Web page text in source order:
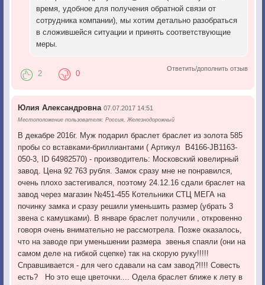
время, удобное для получения обратной связи от
сотрудника компании), мы хотим детально разобраться
в сложившейся ситуации и принять соответствующие
меры.
Ответить/дополнить отзыв
2 0
Юлия Александровна 07.07.2017 14:51
Местоположение пользователя: Россия, Железнодорожный
В декабре 2016г. Муж подарил браслет браслет из золота 585
пробы со вставками-бриллиантами ( Артикул В4166-JB1163-
050-3, ID 64982570) - производитель: Московский ювелирный
завод. Цена 92 763 рубля. Замок сразу мне не понравился,
очень плохо застегивался, поэтому 24.12.16 сдали браслет на
завод через магазин №451-455 Котельники СТЦ МЕГА на
починку замка и сразу решили уменьшить размер (убрать 3
звена с камушками). В январе браслет получили , откровенно
говоря очень внимательно не рассмотрела. Позже оказалось,
что на заводе при уменьшении размера звенья спаяли (они на
самом деле на гибкой сцепке) так на скорую руку!!!!!
Справшивается - для чего сдавали на сам завод?!!!! Совесть
есть? Но это еще цветочки.... Одела браслет ближе к лету в